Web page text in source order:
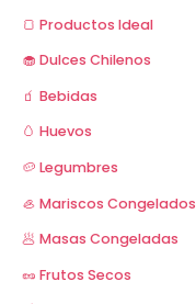
🍞 Productos Ideal
🧁 Dulces Chilenos
🧃 Bebidas
🥚 Huevos
🥔 Legumbres
🦪 Mariscos Congelados
🥟 Masas Congeladas
🥜 Frutos Secos